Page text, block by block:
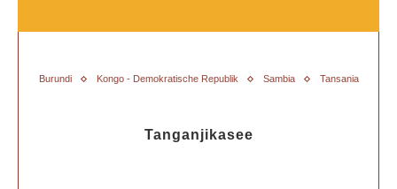
Burundi Kongo - Demokratische Republik Sambia Tansania
Tanganjikasee